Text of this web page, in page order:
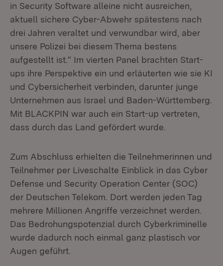
in Security Software alleine nicht ausreichen,
aktuell sichere Cyber-Abwehr spätestens nach
drei Jahren veraltet und verwundbar wird, aber
unsere Polizei bei diesem Thema bestens
aufgestellt ist.“ Im vierten Panel brachten Start-
ups ihre Perspektive ein und erläuterten wie sie KI
und Cybersicherheit verbinden, darunter junge
Unternehmen aus Israel und Baden-Württemberg.
Mit BLACKPIN war auch ein Start-up vertreten,
dass durch das Land gefördert wurde.
Zum Abschluss erhielten die Teilnehmerinnen und
Teilnehmer per Liveschalte Einblick in das Cyber
Defense und Security Operation Center (SOC)
der Deutschen Telekom. Dort werden jeden Tag
mehrere Millionen Angriffe verzeichnet werden.
Das Bedrohungspotenzial durch Cyberkriminelle
wurde dadurch noch einmal ganz plastisch vor
Augen geführt.